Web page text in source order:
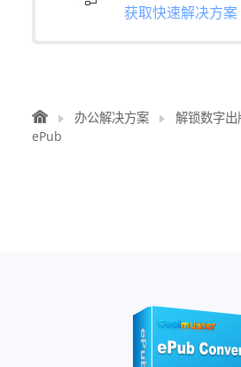
获取快速解决方案
办公解决方案
解锁数字
ePub